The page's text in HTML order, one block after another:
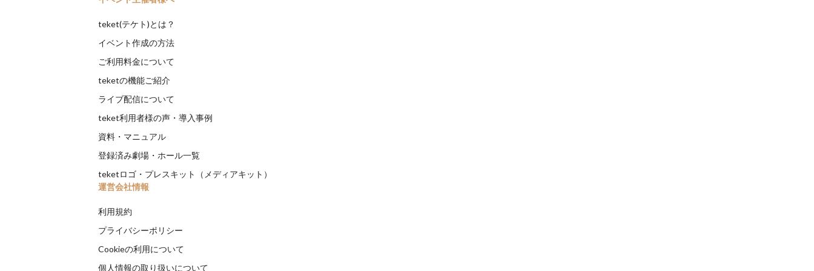
teket(テケト)とは？
イベント作成の方法
ご利用料金について
teketの機能ご紹介
ライブ配信について
teket利用者様の声・導入事例
資料・マニュアル
登録済み劇場・ホール一覧
teketロゴ・プレスキット（メディアキット）
運営会社情報
利用規約
プライバシーポリシー
Cookieの利用について
個人情報の取り扱いについて